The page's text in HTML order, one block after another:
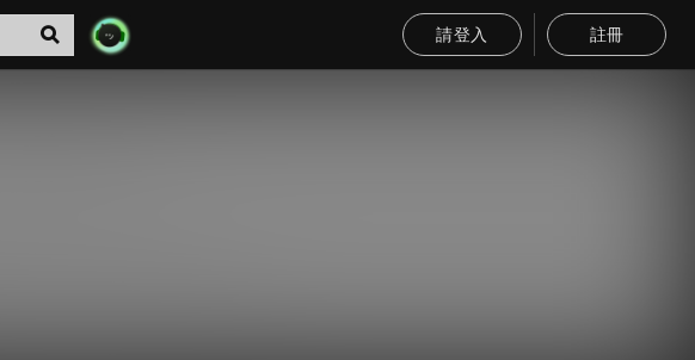
請登入 註冊